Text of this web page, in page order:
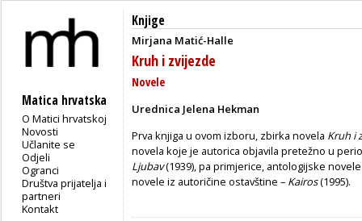
Matica hrvatska
O Matici hrvatskoj
Novosti
Učlanite se
Odjeli
Ogranci
Društva prijatelja i
partneri
Kontakt
Knjige
Mirjana Matić-Halle
Kruh i zvijezde
Novele
Urednica Jelena Hekman
Prva knjiga u ovom izboru, zbirka novela Kruh i
novela koje je autorica objavila pretežno u
Ljubav(1939), pa primjerice, antologijske
novele iz autoričine ostavštine – Kairos(1995).